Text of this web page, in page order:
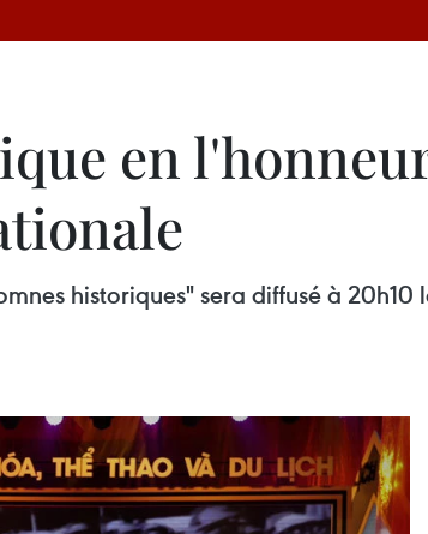
en
historiques" sera diffusé à 20h10